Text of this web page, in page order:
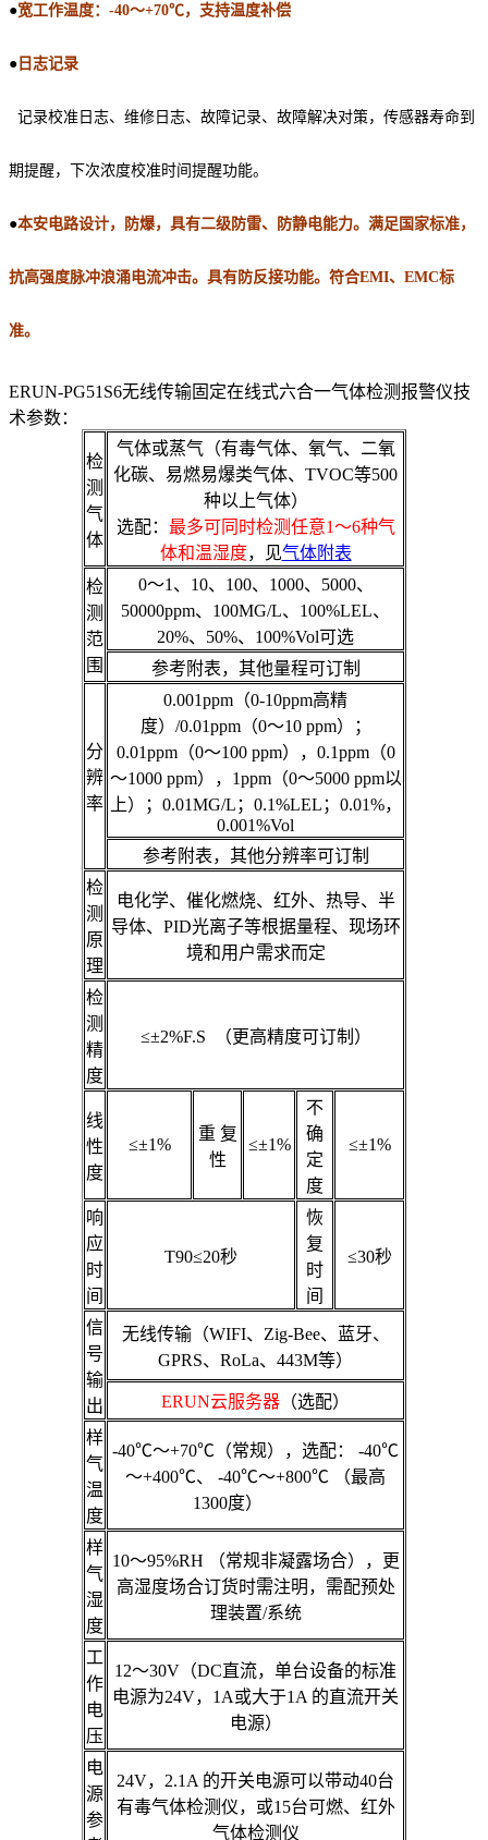
●宽工作温度： -40～+70℃，支持温度补偿
● 日志记录
记录校准日志、维修日志、故障记录、故障解决对策，传感器寿命到
期提醒，下次浓度校准时间提醒功能。
●本安电路设计，防爆，具有二级防雷、防静电能力。 满足 国家标准，
抗高强度脉冲浪涌电流冲击。 具有防反接功能。 符合EMI、 EMC标
准。
ERUN-PG51S6无线传输固定在线式六合一气体检测报警仪技
术参数：
检
测
气
体
气体或蒸气（有毒气体、氧气、二氧
化碳、易燃易爆类气体、TVOC等500
种以上气体）
选配： 最多可同时检测任意1～6种气
体和温湿度，见气体附表
检
测
范
围
0～1、10、100、1000、5000、
50000ppm、100MG/L、100%LEL、
20%、50%、100%Vol可选
参考附表，其他量程可订制
分
辨
率
0.001ppm（0-10ppm高精
度）/0.01ppm（0～10 ppm）；
0.01ppm（0～100 ppm），0.1ppm（0
～1000 ppm），1ppm（0～5000 ppm以
上）；0.01MG/L；0.1%LEL；0.01%，
0.001%Vol
参考附表，其他分辨率可订制
检
测
原
理
电化学、催化燃烧、红外、热导、半
导体、PID光离子等根据量程、现场环
境和用户需求而定
检
测
精
度
≤±2%F.S （更高精度可订制）
线
性
度
≤±1%
重 复
性
≤±1%
不
确
定
度
≤±1%
响
应
时
间
T90≤20秒
恢
复
时
间
≤30秒
信
号
输
出
无线传输（WIFI、Zig-Bee、蓝牙、
GPRS、RoLa、443M等）
ERUN云服务器 （选配）
样
气
温
度
-40℃～+70℃（常规），选配： -40℃
～+400℃、 -40℃～+800℃ （最高
1300度）
样
气
湿
度
10～95%RH （常规非凝露场合），更
高湿度场合订货时需注明，需配预处
理装置/系统
工
作
电
压
12～30V（DC直流，单台设备的标准
电源为24V，1A或大于1A 的直流开关
电源）
电
源
参
24V，2.1A 的开关电源可以带动40台
有毒气体检测仪，或15台可燃、红外
气体检测仪